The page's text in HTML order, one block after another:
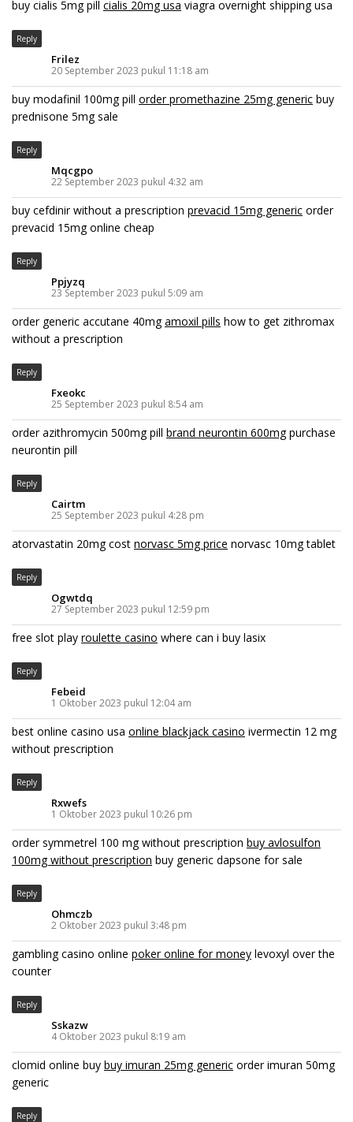
buy cialis 5mg pill cialis 20mg usa viagra overnight shipping usa
Reply
Frilez
20 September 2023 pukul 11:18 am
buy modafinil 100mg pill order promethazine 25mg generic buy
prednisone 5mg sale
Reply
Mqcgpo
22 September 2023 pukul 4:32 am
buy cefdinir without a prescription prevacid 15mg generic order
prevacid 15mg online cheap
Reply
Ppjyzq
23 September 2023 pukul 5:09 am
order generic accutane 40mgamoxil pills how to get zithromax
without a prescription
Reply
Fxeokc
25 September 2023 pukul 8:54 am
order azithromycin 500mg pill brand neurontin 600mgpurchase
neurontin pill
Reply
Cairtm
25 September 2023 pukul 4:28 pm
atorvastatin 20mg cost norvasc 5mg price norvasc 10mg tablet
Reply
Ogwtdq
27 September 2023 pukul 12:59 pm
free slot play roulette casino where can i buy lasix
Reply
Febeid
1 Oktober 2023 pukul 12:04 am
best online casino usa online blackjack casino ivermectin 12 mg
without prescription
Reply
Rxwefs
1 Oktober 2023 pukul 10:26 pm
order symmetrel 100 mg without prescription buy avlosulfon
100mg without prescription buy generic dapsone for sale
Reply
Ohmczb
2 Oktober 2023 pukul 3:48 pm
gambling casino online poker online for money levoxyl over the
counter
Reply
Sskazw
4 Oktober 2023 pukul 8:19 am
clomid online buy buy imuran 25mg generic order imuran 50mg
generic
Reply